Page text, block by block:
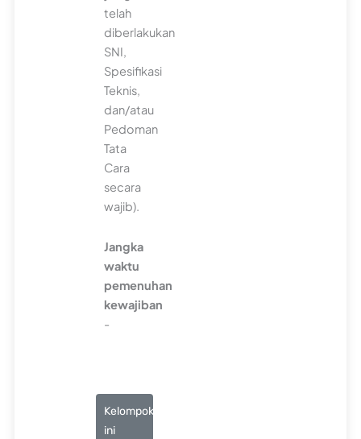
telah
diberlakukan
SNI,
Spesifikasi
Teknis,
dan/atau
Pedoman
Tata
Cara
secara
wajib).
Jangka
waktu
pemenuhan
kewajiban
-
Kelompok
ini